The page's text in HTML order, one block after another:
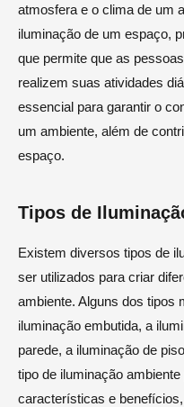
atmosfera e o clima de um
iluminação de um espaço,
que permite que as
realizem suas atividades
essencial para garantir o
um ambiente, além de
espaço.
Tipos de
Existem diversos tipos de
ser utilizados para criar
ambiente. Alguns dos tipos
iluminação embutida, a
parede, a iluminação de
tipo de iluminação
características e